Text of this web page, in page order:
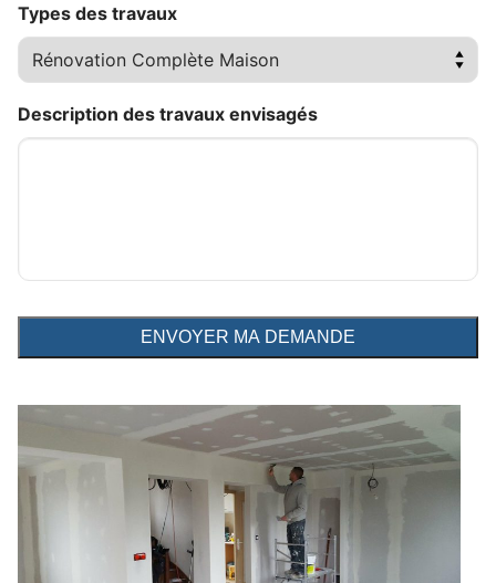
Types des travaux
Description des travaux envisagés